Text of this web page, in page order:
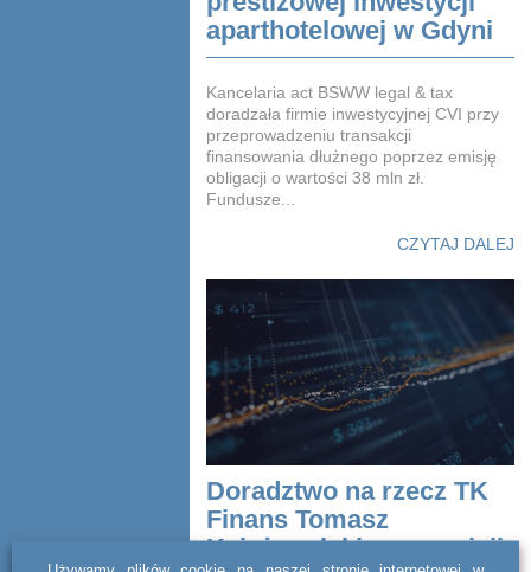
aparthotelowej w Gdyni
Kancelaria act BSWW legal & tax
doradzała firmie inwestycyjnej CVI przy
przeprowadzeniu transakcji
finansowania dłużnego poprzez emisję
obligacji o wartości 38 mln zł.
Fundusze...
CZYTAJ DALEJ
Doradztwo na rzecz TK
Finans Tomasz
Księżopolski przy emisji